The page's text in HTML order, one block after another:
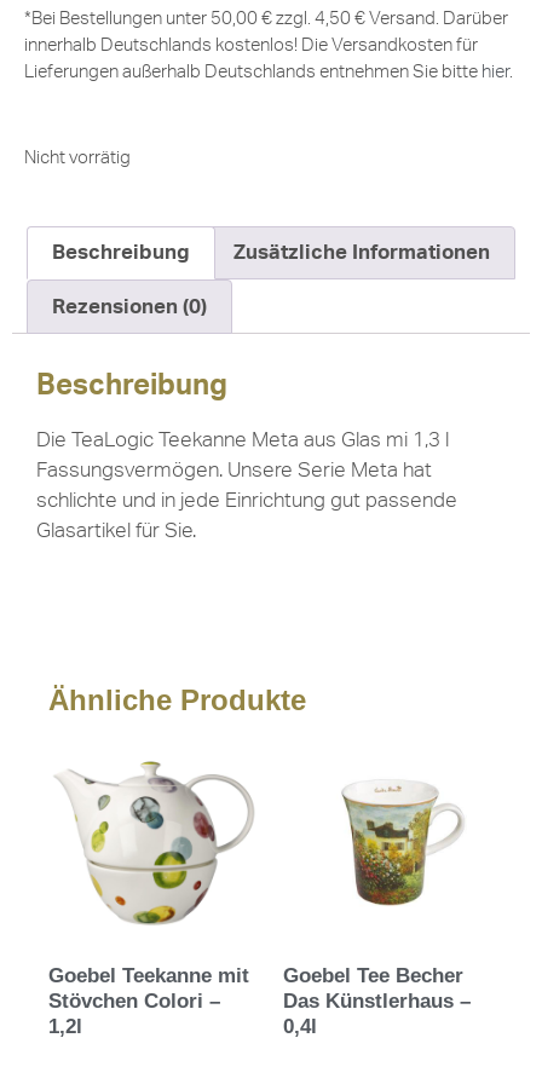
*Bei Bestellungen unter 50,00 € zzgl. 4,50 € Versand. Darüber
innerhalb Deutschlands kostenlos! Die Versandkosten für
Lieferungen außerhalb Deutschlands entnehmen Sie bitte hier.
Nicht vorrätig
Beschreibung Zusätzliche Informationen
Rezensionen (0)
Beschreibung
Die TeaLogic Teekanne Meta aus Glas mi 1,3 l
Fassungsvermögen. Unsere Serie Meta hat
schlichte und in jede Einrichtung gut passende
Glasartikel für Sie.
Ähnliche Produkte
Goebel Teekanne mit
Stövchen Colori –
1,2l
Goebel Tee Becher
Das Künstlerhaus –
0,4l